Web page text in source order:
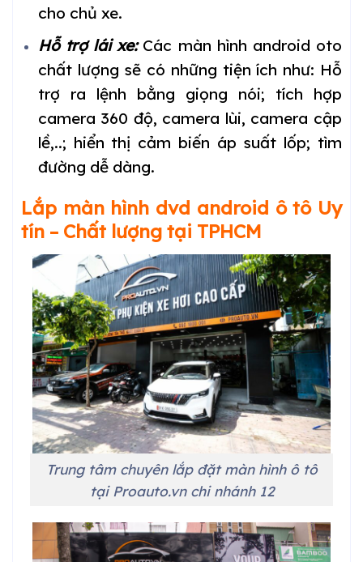
cho chủ xe.
Hỗ trợ lái xe: Các màn hình android oto
chất lượng sẽ có những tiện ích như: Hỗ
trợ ra lệnh bằng giọng nói; tích hợp
camera 360 độ, camera lùi, camera cập
lề,..; hiển thị cảm biến áp suất lốp; tìm
đường dễ dàng.
Lắp màn hình dvd android ô tô Uy
tín – Chất lượng tại TPHCM
Trung tâm chuyên lắp đặt màn hình ô tô
tại Proauto.vn chi nhánh 12